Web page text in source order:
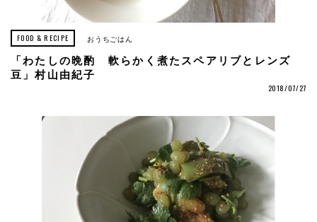
FOOD & RECIPE おうちごはん
「わたしの晩酌 軟らかく煮たスペアリブとレンズ
豆」村山由紀子
2018/07/27